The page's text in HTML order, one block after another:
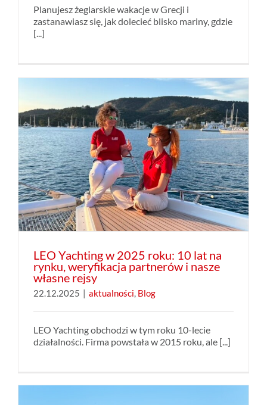
Planujesz żeglarskie wakacje w Grecji i
zastanawiasz się, jak dolecieć blisko mariny, gdzie
[...]
LEO Yachting w 2025 roku: 10 lat na
rynku, weryfikacja partnerów i nasze
własne rejsy
22.12.2025 | aktualności, Blog
LEO Yachting obchodzi w tym roku 10-lecie
działalności. Firma powstała w 2015 roku, ale [...]